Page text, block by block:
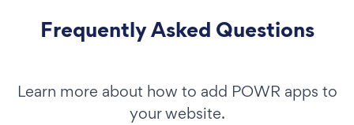
Frequently Asked Questions
Learn more about how to add POWR apps to
your website.